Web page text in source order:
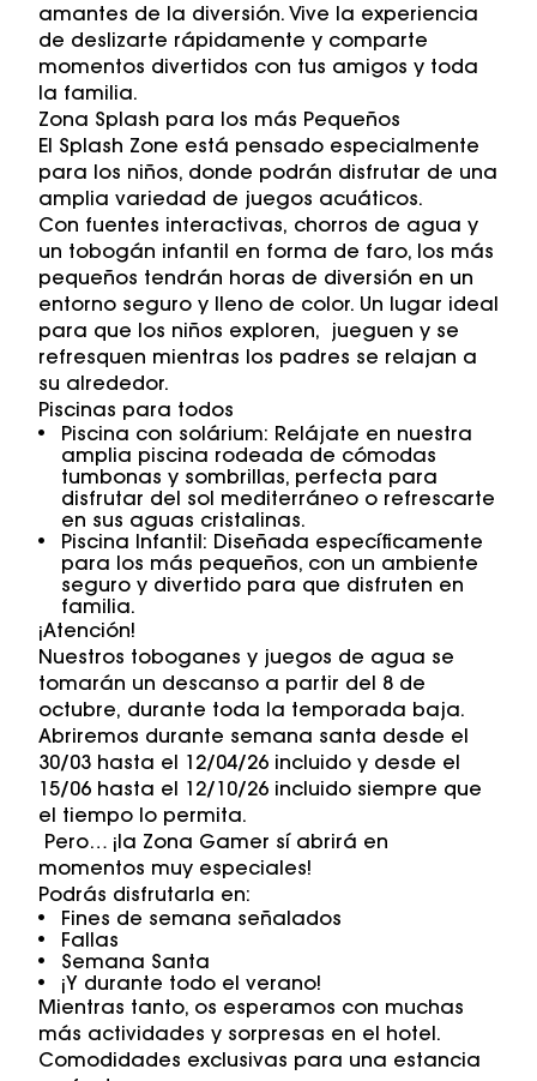
amantes de la diversión. Vive la experiencia
de deslizarte rápidamente y comparte
momentos divertidos con tus amigos y toda
la familia.
Zona Splash para los más Pequeños
El Splash Zone está pensado especialmente
para los niños, donde podrán disfrutar de una
amplia variedad de juegos acuáticos.
Con fuentes interactivas, chorros de agua y
un tobogán infantil en forma de faro, los más
pequeños tendrán horas de diversión en un
entorno seguro y lleno de color. Un lugar ideal
para que los niños exploren, jueguen y se
refresquen mientras los padres se relajan a
su alrededor.
Piscinas para todos
Piscina con solárium: Relájate en nuestra
amplia piscina rodeada de cómodas
tumbonas y sombrillas, perfecta para
disfrutar del sol mediterráneo o refrescarte
en sus aguas cristalinas.
Piscina Infantil: Diseñada específicamente
para los más pequeños, con un ambiente
seguro y divertido para que disfruten en
familia.
¡Atención!
Nuestros toboganes y juegos de agua se
tomarán un descanso a partir del 8 de
octubre, durante toda la temporada baja.
Abriremos durante semana santa desde el
30/03 hasta el 12/04/26 incluido y desde el
15/06 hasta el 12/10/26 incluido siempre que
el tiempo lo permita.
Pero… ¡la Zona Gamer sí abrirá en
momentos muy especiales!
Podrás disfrutarla en:
Fines de semana señalados
Fallas
Semana Santa
¡Y durante todo el verano!
Mientras tanto, os esperamos con muchas
más actividades y sorpresas en el hotel.
Comodidades exclusivas para una estancia